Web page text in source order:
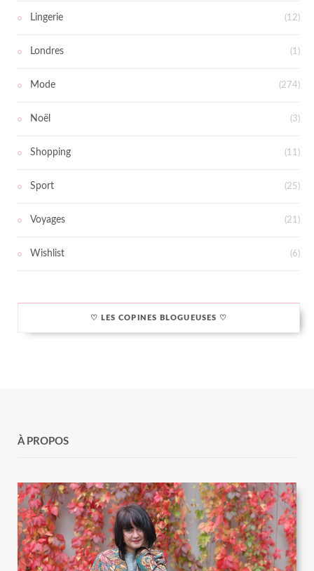
Lingerie (12)
Londres (1)
Mode (274)
Noël (3)
Shopping (11)
Sport (25)
Voyages (21)
Wishlist (6)
♡ LES COPINES BLOGUEUSES ♡
À PROPOS